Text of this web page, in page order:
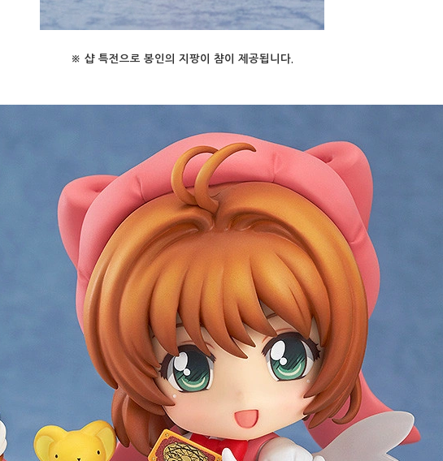
※ 샵 특전으로 봉인의 지팡이 챰이 제공됩니다.